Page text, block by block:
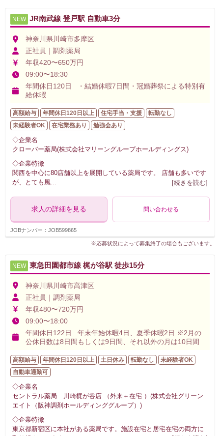
NEW JR南武線 登戸駅 自動車3分
神奈川県川崎市多摩区
正社員｜調剤薬局
年収420〜650万円
09:00〜18:30
年間休日120日 ・結婚休暇7日間・冠婚葬祭による特別有
給休暇
高額給与 年間休日120日以上 住宅手当・支援
転勤なし
未経験者OK
在宅業務あり 勉強会あり
◇企業名
クローバー薬局(株式会社マリーングループホールディングス)
◇企業特徴
関西を中心に80店舗以上を展開している薬局です。 店舗も多いです
が、とても風... [続きを読む]
求人の詳細を見る 問い合わせる
JOBナンバー：JOB599865
※応募状況によって募集終了の場合もございます。
NEW 東急田園都市線 梶が谷駅 徒歩15分
神奈川県川崎市高津区
正社員｜調剤薬局
年収480〜720万円
09:00〜18:00
年間休日122日 年末年始休暇4日、夏季休暇2日 ※2月の
公休日数は8日間もしくは9日間、それ以外の月は10日間
高額給与 年間休日120日以上 土日休み 転勤なし
未経験者OK
自動車通勤可
◇企業名
セントラル薬局 川崎梶が谷店 （外来＋在宅 ）(株式会社グリーン
エイト（阪神調剤ホールディンググループ）)
◇企業特徴
東京都新宿区に本社がある薬局です。施設在宅と居宅在宅の両方に